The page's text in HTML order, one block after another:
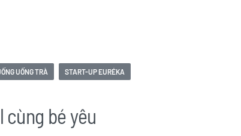
UỐNG TRÀ START-UP EURÉKA
cùng bé yêu